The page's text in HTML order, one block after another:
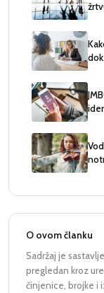
O ovom članku
Sadržaj je
pregledan kroz
činjenice, brojke i